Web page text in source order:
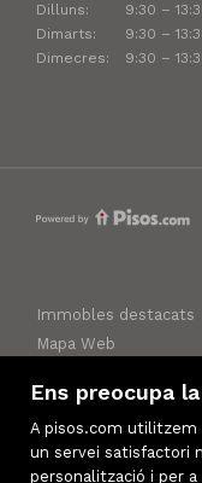
Ens preocupa
A pisos.com utilitzem
un servei satisfactori
personalització i per
Dilluns:
9:30 –
Dimarts:
9:30 –
Dimecres:
9:30 –
Immobles destacats
Mapa Web
Preferits
Política de cookies